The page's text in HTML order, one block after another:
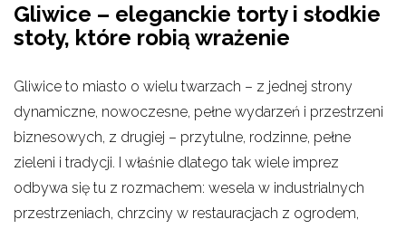
Gliwice – eleganckie torty i słodkie
stoły, które robią wrażenie
Gliwice to miasto o wielu twarzach – z jednej strony
dynamiczne, nowoczesne, pełne wydarzeń i przestrzeni
biznesowych, z drugiej – przytulne, rodzinne, pełne
zieleni i tradycji. I właśnie dlatego tak wiele imprez
odbywa się tu z rozmachem: wesela w industrialnych
przestrzeniach, chrzciny w restauracjach z ogrodem,